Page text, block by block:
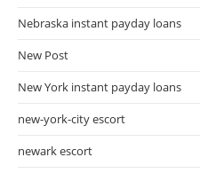
Nebraska instant payday loans
New Post
New York instant payday loans
new-york-city escort
newark escort